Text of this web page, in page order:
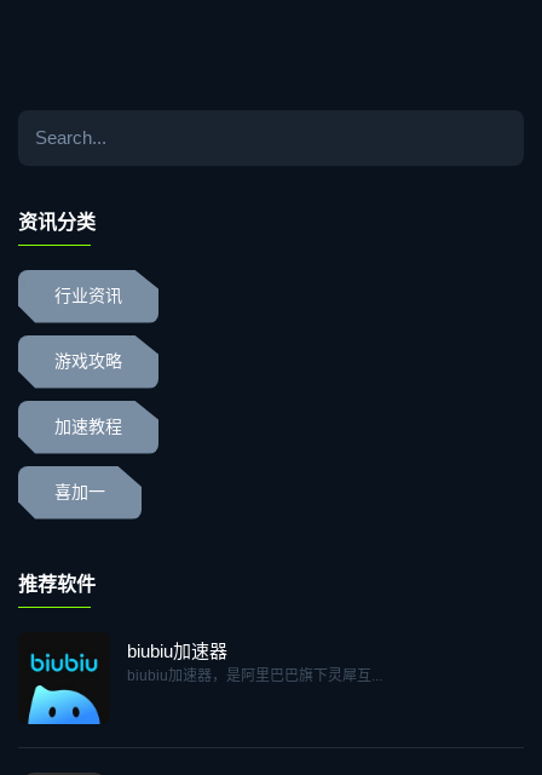
资讯分类
行业资讯
游戏攻略
加速教程
喜加一
推荐软件
biubiu加速器
biubiu加速器，是阿里巴巴旗下灵犀互...